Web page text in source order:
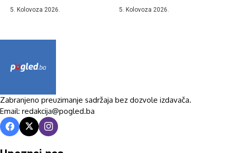
5. Kolovoza 2026. 5. Kolovoza 2026.
Zabranjeno preuzimanje sadržaja bez dozvole izdavača.
Email: redakcija@pogled.ba